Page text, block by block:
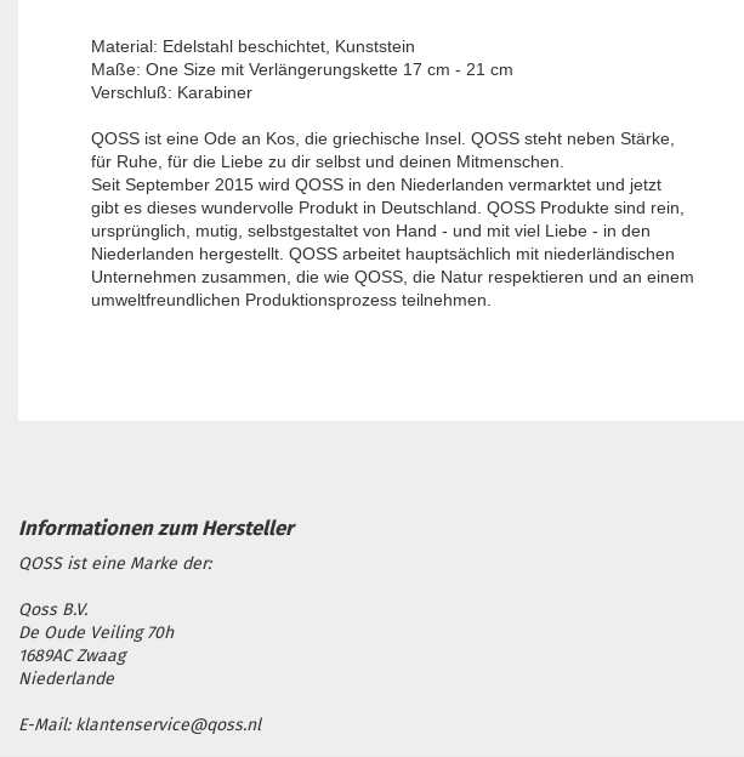
Material: Edelstahl beschichtet, Kunststein
Maße: One Size mit Verlängerungskette 17 cm - 21 cm
Verschluß: Karabiner
QOSS ist eine Ode an Kos, die griechische Insel. QOSS steht neben Stärke,
für Ruhe, für die Liebe zu dir selbst und deinen Mitmenschen.
Seit September 2015 wird QOSS in den Niederlanden vermarktet und jetzt
gibt es dieses wundervolle Produkt in Deutschland. QOSS Produkte sind rein,
ursprünglich, mutig, selbstgestaltet von Hand - und mit viel Liebe - in den
Niederlanden hergestellt. QOSS arbeitet hauptsächlich mit niederländischen
Unternehmen zusammen, die wie QOSS, die Natur respektieren und an einem
umweltfreundlichen Produktionsprozess teilnehmen.
QOSS ist eine Marke der:
Qoss B.V.
De Oude Veiling 70h
1689AC Zwaag
Niederlande
E-Mail: klantenservice@qoss.nl